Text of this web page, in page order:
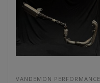
VANDEMON PERFORMANCE